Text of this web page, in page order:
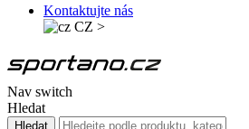
Kontaktujte nás
CZ >
Nav switch
Hledat
Hledat